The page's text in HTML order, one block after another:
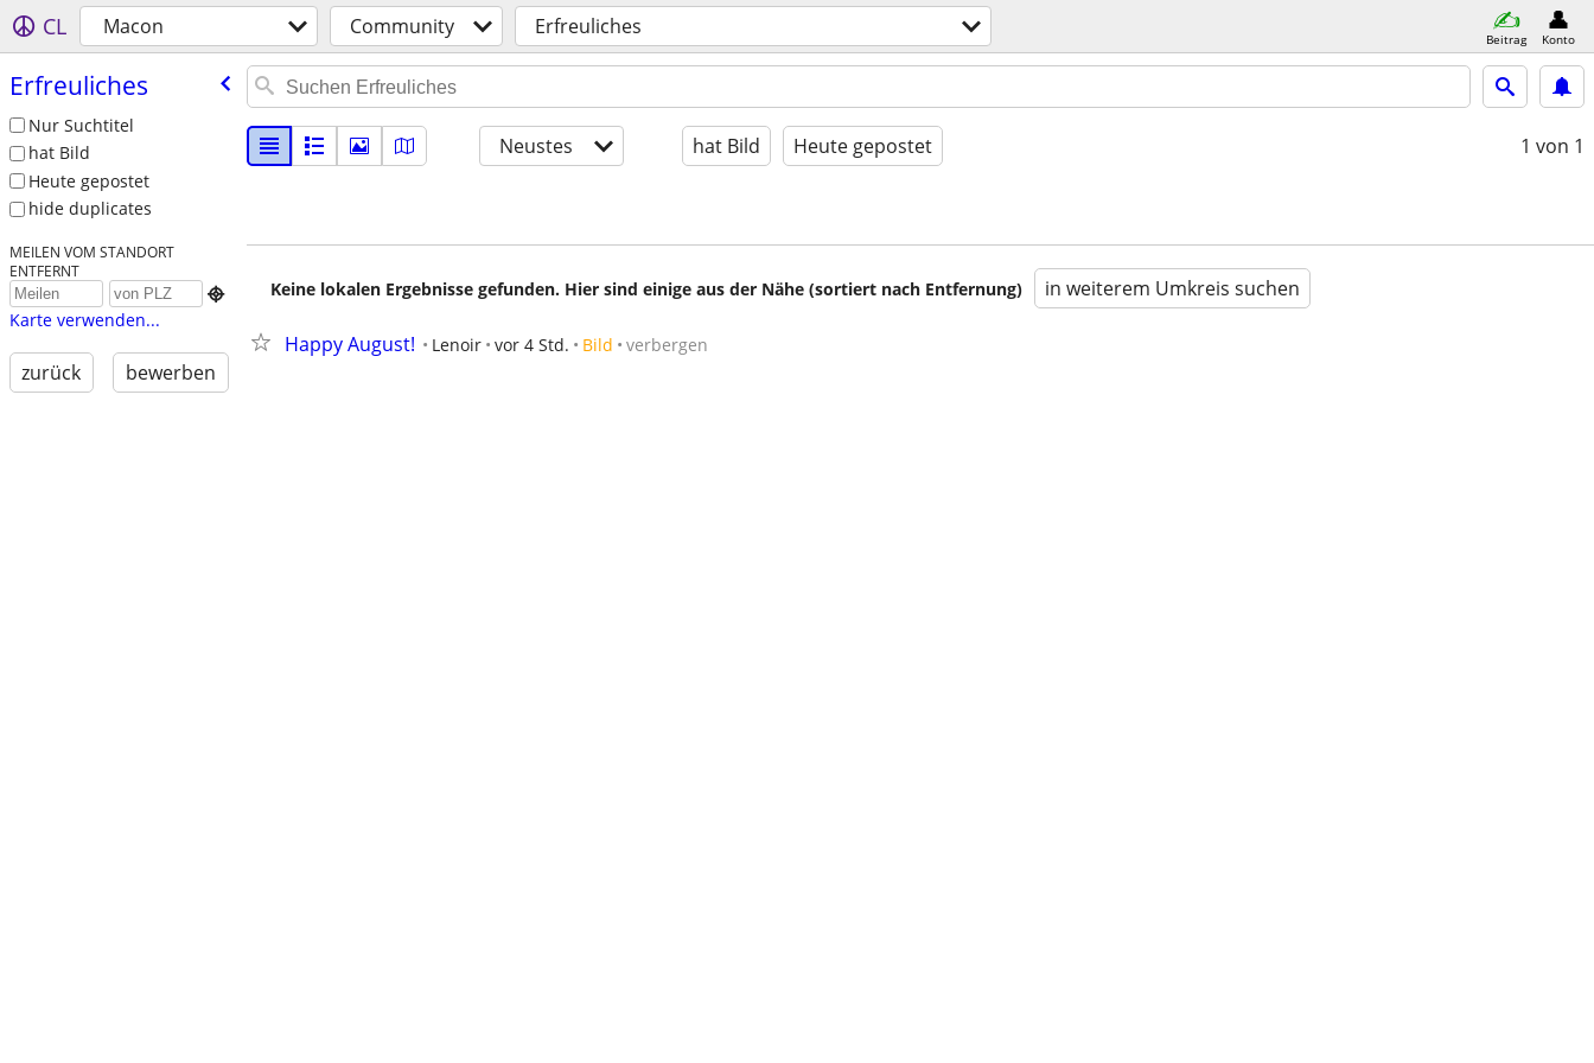
CL Macon Community Erfreuliches Beitrag Konto
Erfreuliches
Nur Suchtitel
hat Bild
Heute gepostet
hide duplicates
MEILEN VOM STANDORT
ENTFERNT

Karte verwenden...
zurück bewerben
Neustes hat Bild Heute gepostet 1 von 1
Keine lokalen Ergebnisse gefunden. Hier sind einige aus der Nähe (sortiert nach Entfernung) in weiterem Umkreis suchen
Happy August! Lenoir vor 4 Std. Bild verbergen